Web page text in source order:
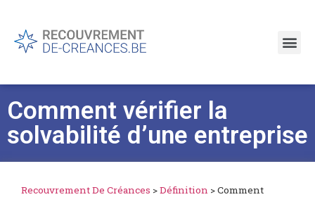
Comment vérifier la
solvabilité d’une entreprise
Recouvrement De Créances >Définition >Comment